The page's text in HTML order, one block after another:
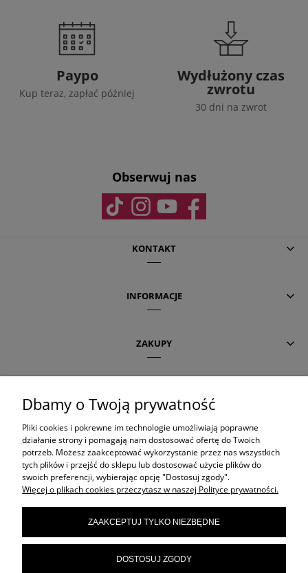
Paypo
Kup teraz, zapłać później
Wydłużony czas
zwrotu
30 dni na zwrot
Obserwuj nas
KONTAKT
INFORMACJE
ZAKUPY
AKTUALNE TEMATY
OLAPLEX
Dbamy o Twoją prywatność
Pliki cookies i pokrewne im technologie umożliwiają poprawne
działanie strony i pomagają nam dostosować ofertę do Twoich
potrzeb. Możesz zaakceptować wykorzystanie przez nas wszystkich
tych plików i przejść do sklepu lub dostosować użycie plików do
swoich preferencji, wybierając opcję "Dostosuj zgody".
Więcej o plikach cookies przeczytasz w naszej Polityce prywatności.
ZAAKCEPTUJ TYLKO NIEZBĘDNE
DOSTOSUJ ZGODY